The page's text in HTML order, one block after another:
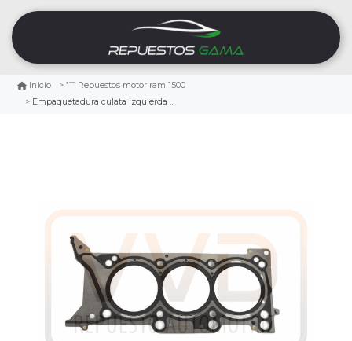
Inicio
Repuestos motor ram 1500
Empaquetadura culata izquierda ram 1500 3.6 2019/2021